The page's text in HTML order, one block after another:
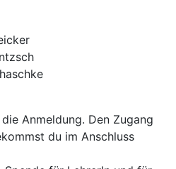
Anmeldung. Den Zugang
du im Anschluss